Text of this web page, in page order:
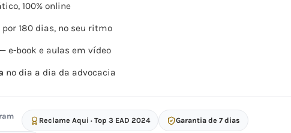
100% online
por 180 dias, no seu ritmo
— e-book e aulas em vídeo
no dia a dia da advocacia
Reclame Aqui · Top 3 EAD 2024 Garantia de 7 dias